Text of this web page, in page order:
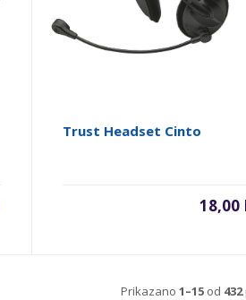
Trust Headset Cinto
18,00
Prikazano 1–15od 432